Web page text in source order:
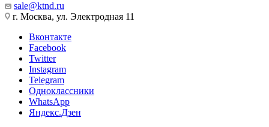
sale@ktnd.ru
г. Москва, ул. Электродная 11
Вконтакте
Facebook
Twitter
Instagram
Telegram
Одноклассники
WhatsApp
Яндекс.Дзен